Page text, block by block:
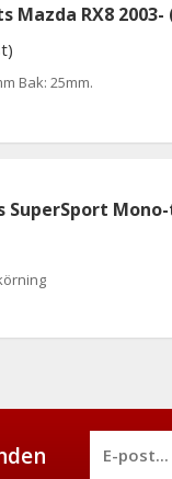
Mazda RX8
Bak: 25mm.
SuperSport